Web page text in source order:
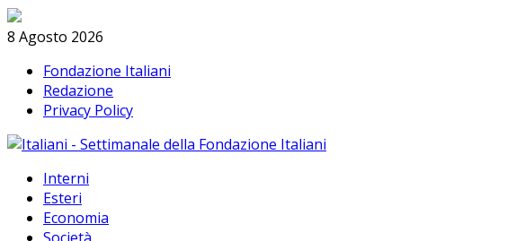
Skip
to
Search
8 Agosto 2026
Fondazione Italiani
Redazione
Privacy Policy
Interni
Esteri
Economia